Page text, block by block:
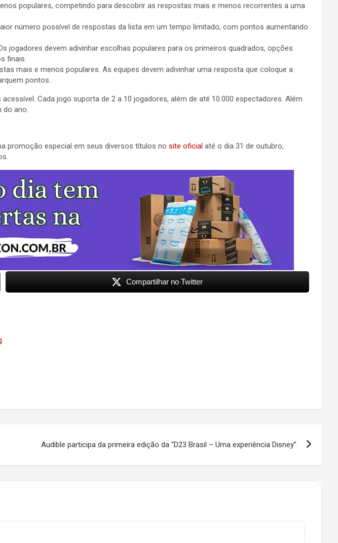
populares, competindo para descobrir as respostas mais e menos recorrentes a uma
número possível de respostas da lista em um tempo limitado, com pontos aumentando
jogadores devem adivinhar escolhas populares para os primeiros quadrados, opções
finais.
mais e menos populares. As equipes devem adivinhar uma resposta que coloque a
pontos.
Cada jogo suporta de 2 a 10 jogadores, além de até 10.000 espectadores. Além
do ano.
promoção especial em seus diversos títulos no site oficial até o dia 31 de outubro,
Compartilhar no Twitter
Audible participa da primeira edição da “D23 Brasil – Uma experiência Disney”